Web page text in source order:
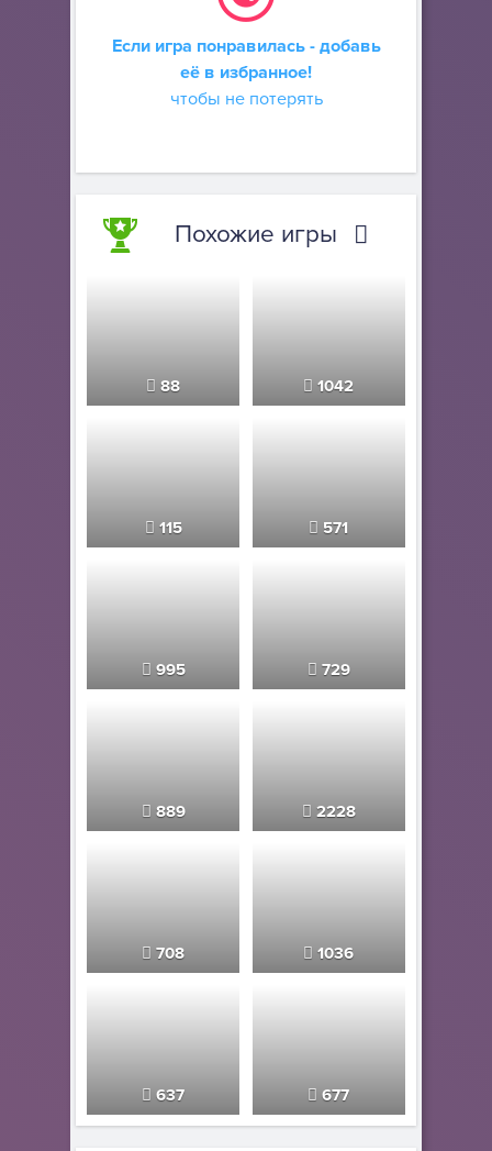
Если игра понравилась - добавь
её в избранное!
чтобы не потерять
Похожие игры
88 1042
115 571
995 729
889 2228
708 1036
637 677